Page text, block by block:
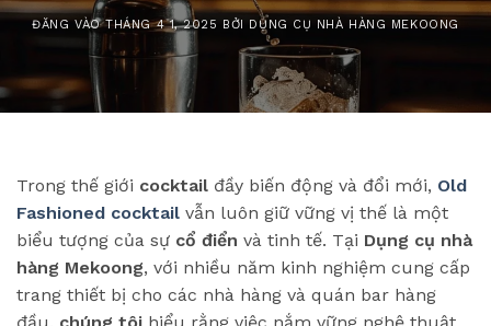
ĐĂNG VÀOTHÁNG 4 1, 2025 BỞI DỤNG CỤ NHÀ HÀNG MEKOONG
Trong thế giới cocktail đầy biến động và đổi mới, Old
Fashioned cocktail vẫn luôn giữ vững vị thế là một
biểu tượng của sự cổ điển và tinh tế. Tại Dụng cụ nhà
hàng Mekoong, với nhiều năm kinh nghiệm cung cấp
trang thiết bị cho các nhà hàng và quán bar hàng